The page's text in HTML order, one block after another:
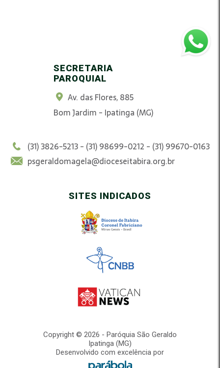
SECRETARIA
PAROQUIAL
Av. das Flores, 885
Bom Jardim - Ipatinga (MG)
(31) 3826-5213 - (31) 98699-0212 - (31) 99670-0163
psgeraldomagela@dioceseitabira.org.br
SITES INDICADOS
Copyright © 2026 - Paróquia São Geraldo
Ipatinga (MG)
Desenvolvido com excelência por